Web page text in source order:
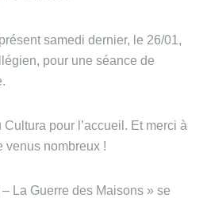
samedi dernier, le 26/01,
pour une séance de
Cultura pour l’accueil. Et merci à
venus nombreux !
La Guerre des Maisons » se